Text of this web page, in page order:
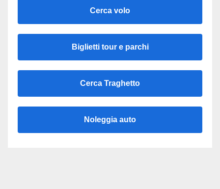
Cerca volo
Biglietti tour e parchi
Cerca Traghetto
Noleggia auto